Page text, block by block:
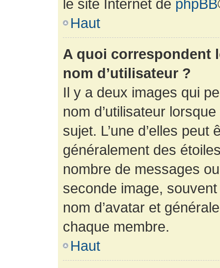
le site Internet de phpBB
Haut
A quoi correspondent
nom d’utilisateur ?
Il y a deux images qui
nom d’utilisateur
sujet. L’une d’elles
généralement des
nombre de messages
seconde image,
nom d’avatar et
chaque membre.
Haut